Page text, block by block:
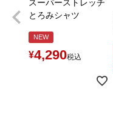
スーパーストレッチ
とろみシャツ
NEW
¥4,290税込